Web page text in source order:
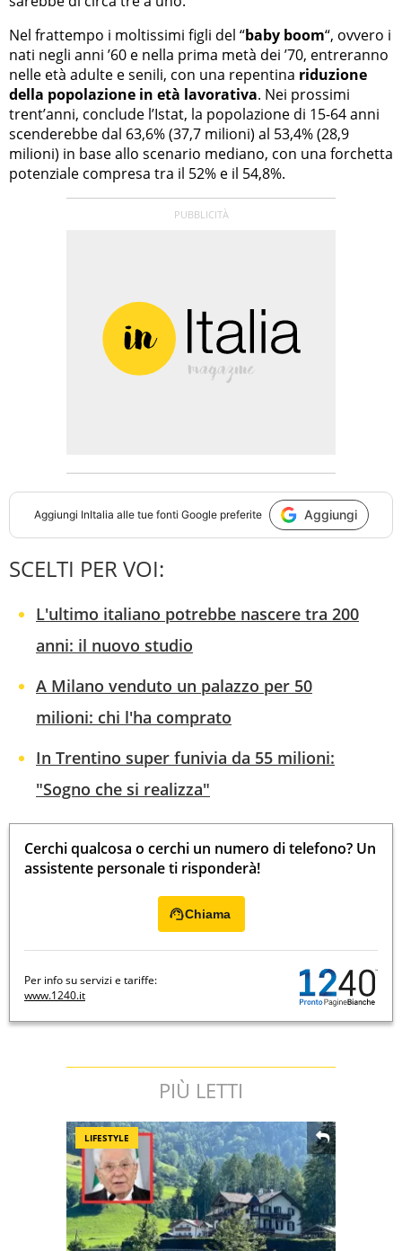
Nel frattempo i moltissimi figli del “baby boom“, ovvero i
nati negli anni ’60 e nella prima metà dei ’70, entreranno
nelle età adulte e senili, con una repentina riduzione
della popolazione in età lavorativa. Nei prossimi
trent’anni, conclude l’Istat, la popolazione di 15-64 anni
scenderebbe dal 63,6% (37,7 milioni) al 53,4% (28,9
milioni) in base allo scenario mediano, con una forchetta
potenziale compresa tra il 52% e il 54,8%.
Aggiungi InItalia alle tue fonti Google preferite Aggiungi
SCELTI PER VOI:
L'ultimo italiano potrebbe nascere tra 200
anni: il nuovo studio
A Milano venduto un palazzo per 50
milioni: chi l'ha comprato
In Trentino super funivia da 55 milioni:
"Sogno che si realizza"
Cerchi qualcosa o cerchi un numero di telefono? Un
assistente personale ti risponderà!
Chiama
Per info su servizi e tariffe:
www.1240.it
PIÙ LETTI
LIFESTYLE